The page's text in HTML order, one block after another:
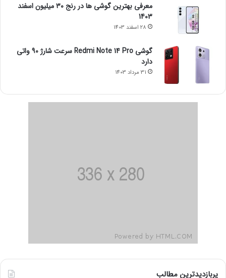
معرفی بهترین گوشی ها در رنج ۳۰ میلیون اسفند
1403
28 اسفند 1403
گوشی Redmi Note 14 Pro سرعت شارژ 90 واتی
دارد
31 مرداد 1403
پربازدیدترین مطالب